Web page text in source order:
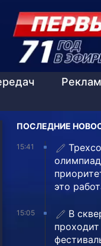
ПОСЛЕДНИЕ
15:41
это
15:05
В